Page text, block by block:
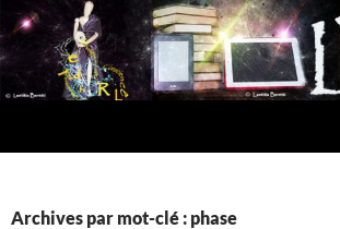
Aller
au
contenu
Archives par mot-clé : phase